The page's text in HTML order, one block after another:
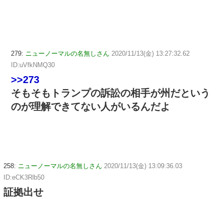
279: ニューノーマルの名無しさん 2020/11/13(金) 13:27:32.62
ID:uVfkNMQ30
>>273
そもそもトランプの訴訟の相手が州だという
のが理解できてない人がいるんだよ
258: ニューノーマルの名無しさん 2020/11/13(金) 13:09:36.03
ID:eCK3Rlb50
証拠出せ